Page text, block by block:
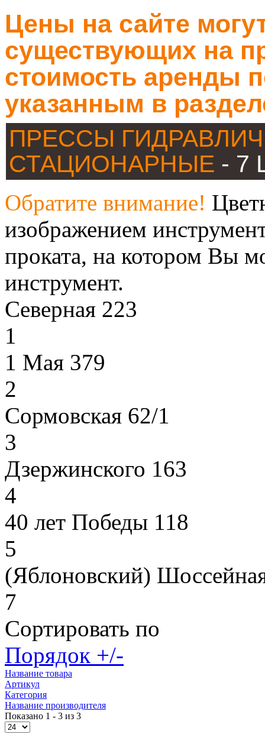
Цены на сайте
существующих на
стоимость аренды
указанным в
ПРЕССЫ
СТАЦИОНАРНЫЕ - 7
Обратите внимание!
изображением
проката, на котором Вы
инструмент.
Северная 223
1
1 Мая 379
2
Сормовская 62/1
3
Дзержинского 163
4
40 лет Победы 118
5
(Яблоновский)
7
Сортировать по
Порядок +/-
Название товара
Артикул
Категория
Название производителя
Показано 1 - 3 из 3